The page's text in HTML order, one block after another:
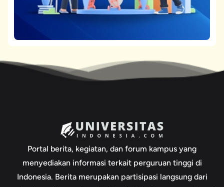
Portal berita, kegiatan, dan forum kampus yang
menyediakan informasi terkait perguruan tinggi di
Indonesia. Berita merupakan partisipasi langsung dari